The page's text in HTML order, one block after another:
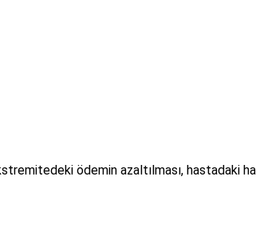
ödemin azaltılması, hastadaki